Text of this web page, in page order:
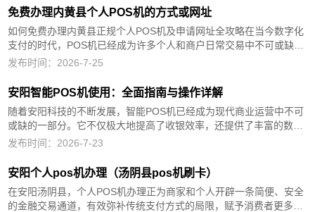
展开了...
免费办理内黄县个人POS机的方式或网址
如何免费办理内黄县正规个人POS机及申请网址全攻略在当今数字化
支付的时代，POS机已经成为许多个人和商户日常交易中不可或缺的
工具，对于个人而言，拥有一台POS机可以方便地进行各种支付操
发布时间：2026-7-25
安阳智能POS机使用：全面指南与操作详解
随着安阳科技的不断发展，智能POS机已经成为现代商业运营中不可
或缺的一部分。它不仅极大地提高了收银效率，还提供了丰富的数据
分析和增值服务，让安阳商家能够更好地管理店铺和满足客户需求。
骤、注意...
发布时间：2026-7-23
安阳个人pos机办理（汤阴县pos机刷卡）
在安阳汤阴县，个人POS机办理正为商家和个人开辟一条简便、安全
的金融交易通道，有效弥补传统支付方式的局限，赋予消费者更多支